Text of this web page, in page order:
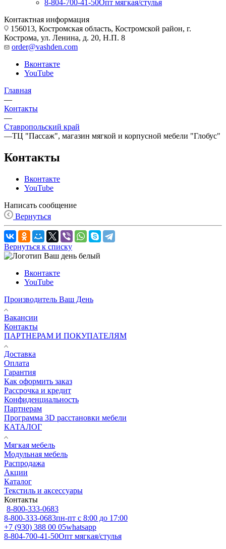
8-804-700-41-50Опт мягкая/стулья
Контактная информация
156013, Костромская область, Костромской район, г.
Кострома, ул. Ленина, д. 20, Н.П. 8
order@vashden.com
Вконтакте
YouTube
Главная
—
Контакты
—
Ставропольский край
—ТЦ "Пассаж", магазин мягкой и корпусной мебели "Глобус"
Контакты
Вконтакте
YouTube
Написать сообщение
Вернуться
Вернуться к списку
Вконтакте
YouTube
Производитель Ваш День
Вакансии
Контакты
ПАРТНЕРАМ И ПОКУПАТЕЛЯМ
Доставка
Оплата
Гарантия
Как оформить заказ
Рассрочка и кредит
Конфиденциальность
Партнерам
Программа 3D расстановки мебели
КАТАЛОГ
Мягкая мебель
Модульная мебель
Распродажа
Акции
Каталог
Текстиль и аксессуары
Контакты
8-800-333-0683
8-800-333-0683пн-пт с 8:00 до 17:00
+7 (930) 388 00 05whatsapp
8-804-700-41-50Опт мягкая/стулья